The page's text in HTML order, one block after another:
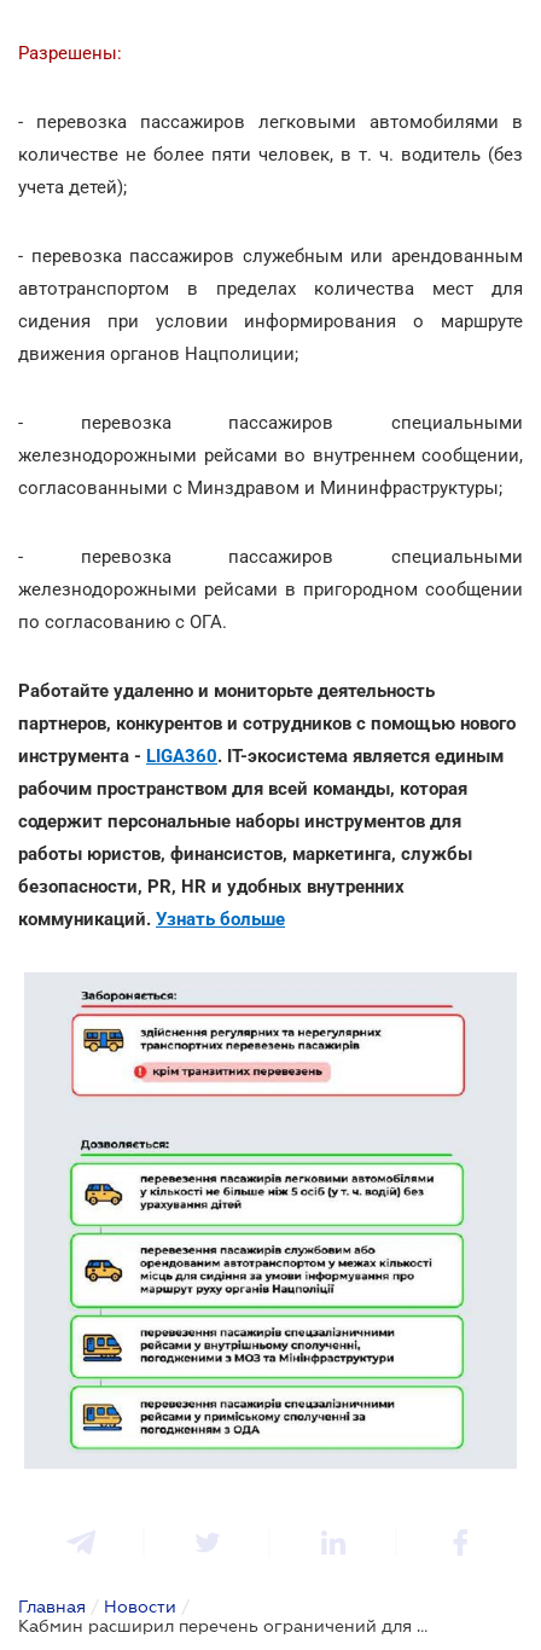
Разрешены:
- перевозка пассажиров легковыми автомобилями в
количестве не более пяти человек, в т. ч. водитель (без
учета детей);
- перевозка пассажиров служебным или арендованным
автотранспортом в пределах количества мест для
сидения при условии информирования о маршруте
движения органов Нацполиции;
- перевозка пассажиров специальными
железнодорожными рейсами во внутреннем сообщении,
согласованными с Минздравом и Мининфраструктуры;
- перевозка пассажиров специальными
железнодорожными рейсами в пригородном сообщении
по согласованию с ОГА.
Работайте удаленно и мониторьте деятельность
партнеров, конкурентов и сотрудников с помощью нового
инструмента - LIGA360. IT-экосистема является единым
рабочим пространством для всей команды, которая
содержит персональные наборы инструментов для
работы юристов, финансистов, маркетинга, службы
безопасности, PR, HR и удобных внутренних
коммуникаций. Узнать больше
Главная / Новости /
Кабмин расширил перечень ограничений для "красной" зоны карантина